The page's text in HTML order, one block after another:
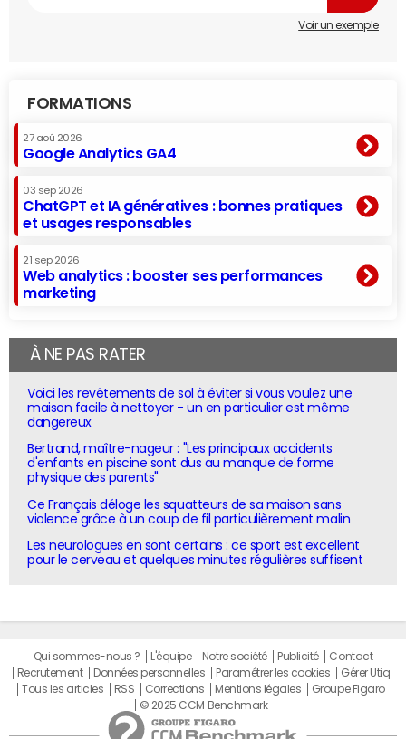
Voir un exemple
FORMATIONS
27 aoû 2026
Google Analytics GA4
03 sep 2026
ChatGPT et IA génératives : bonnes pratiques
et usages responsables
21 sep 2026
Web analytics : booster ses performances
marketing
À NE PAS RATER
Voici les revêtements de sol à éviter si vous voulez une
maison facile à nettoyer - un en particulier est même
dangereux
Bertrand, maître-nageur : "Les principaux accidents
d'enfants en piscine sont dus au manque de forme
physique des parents"
Ce Français déloge les squatteurs de sa maison sans
violence grâce à un coup de fil particulièrement malin
Les neurologues en sont certains : ce sport est excellent
pour le cerveau et quelques minutes régulières suffisent
Qui sommes-nous ? L'équipe Notre société Publicité
Contact
Recrutement
Données personnelles Paramétrer les cookies
Gérer Utiq
Tous les articles
RSS Corrections Mentions légales
Groupe Figaro
© 2025 CCM Benchmark